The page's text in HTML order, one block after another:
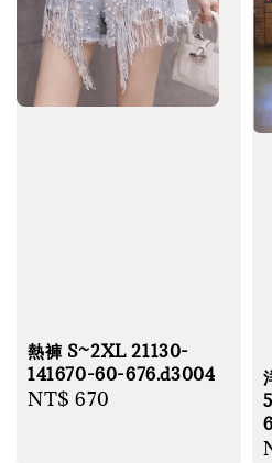
熱褲 S~2XL 21130-
141670-60-676.d3004
Regular
NT$ 670